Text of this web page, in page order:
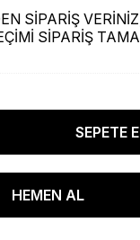
SİPARİŞ
SİPARİŞ